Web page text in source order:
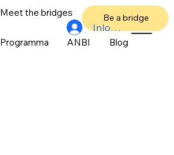
Meet the bridges Over ons
Programma ANBI Blog
Be a bridge
Inloggen